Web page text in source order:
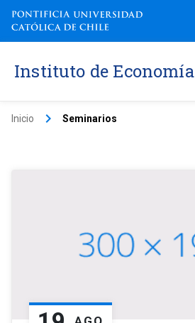
Instituto de Economía
Inicio keyboard_arrow_right Seminarios